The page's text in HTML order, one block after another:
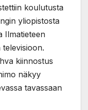
koulutusta
yliopistosta
Ilmatieteen
kiinnostus
näkyy
tavassaan